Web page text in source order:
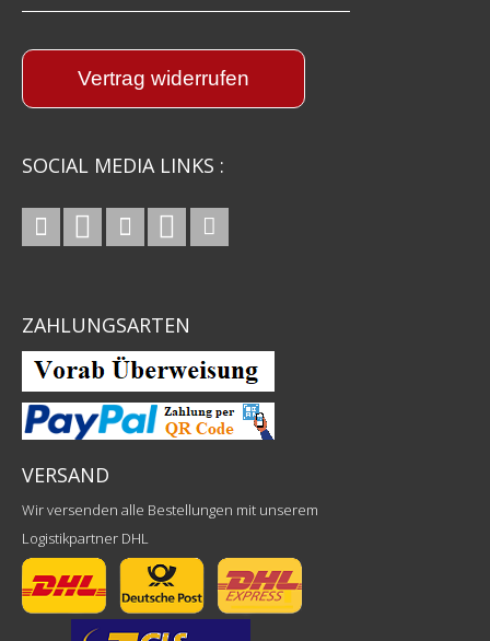
Vertrag widerrufen
SOCIAL MEDIA LINKS :
ZAHLUNGSARTEN
VERSAND
Wir versenden alle Bestellungen mit unserem
Logistikpartner DHL